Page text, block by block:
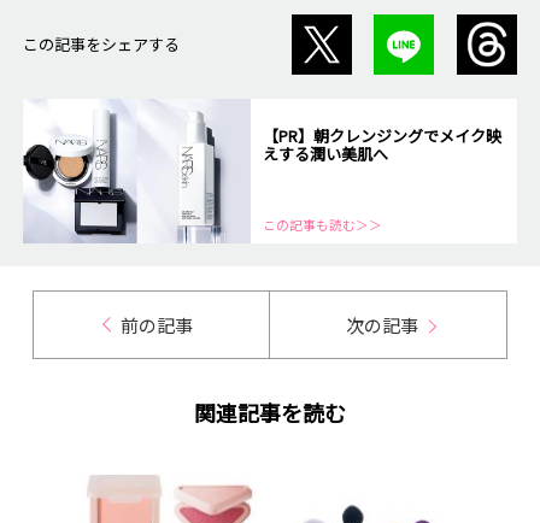
この記事をシェアする
【PR】朝クレンジングでメイク映
えする潤い美肌へ
この記事も読む＞＞
前の記事 次の記事
関連記事を読む